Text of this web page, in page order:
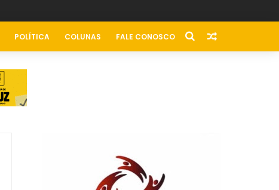
POLÍTICA COLUNAS FALE CONOSCO